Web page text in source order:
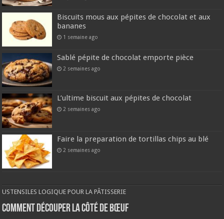
Biscuits mous aux pépites de chocolat et aux
bananes
1 semaine ago
Sablé pépite de chocolat emporte pièce
2 semaines ago
L’ultime biscuit aux pépites de chocolat
2 semaines ago
Faire la preparation de tortillas chips au blé
2 semaines ago
USTENSILES LOGIQUE POUR LA PÂTISSERIE
COMMENT DÉCOUPER LA CÔTÉ DE BŒUF